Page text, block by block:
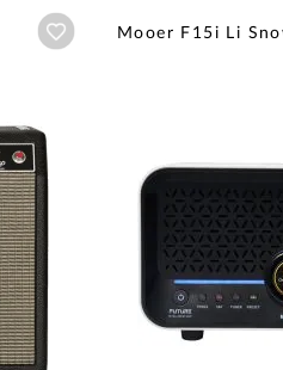
Añadir a wishlist
Mooer F15i Li